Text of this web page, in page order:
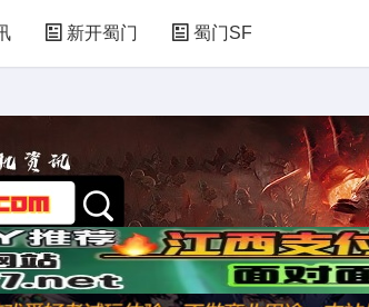
新开蜀门 蜀门SF